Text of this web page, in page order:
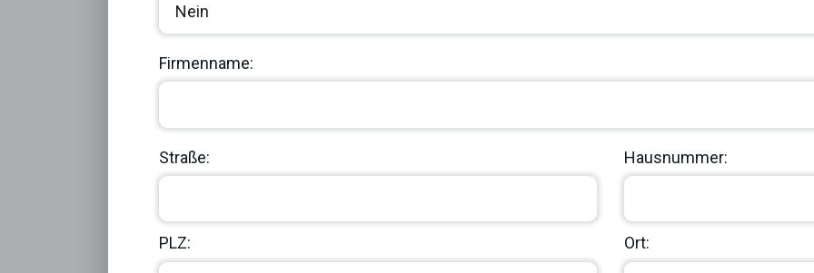
Firmenname:
Straße: Hausnummer:
PLZ: Ort: